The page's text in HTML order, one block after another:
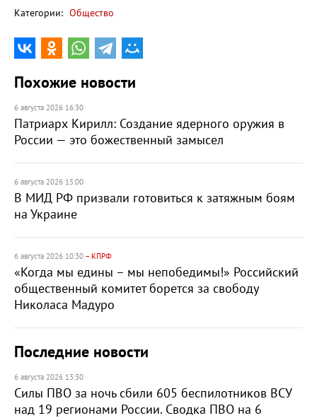
Категории: Общество
Похожие новости
6 августа 2026 16:30
Патриарх Кирилл: Создание ядерного оружия в
России — это божественный замысел
6 августа 2026 15:00
В МИД РФ призвали готовиться к затяжным боям
на Украине
6 августа 2026 10:30 – КПРФ
«Когда мы едины – мы непобедимы!» Российский
общественный комитет борется за свободу
Николаса Мадуро
Последние новости
6 августа 2026 13:30
Силы ПВО за ночь сбили 605 беспилотников ВСУ
над 19 регионами России. Сводка ПВО на 6